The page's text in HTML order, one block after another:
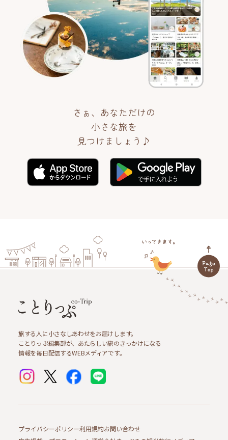
さぁ、あなただけの
小さな旅を
見つけましょう♪
旅する人に小さなしあわせをお届けします。
ことりっぷ編集部が、あたらしい旅のきっかけになる
情報を毎日配信するWEBメディアです。
プライバシーポリシー利用規約お問い合わせ